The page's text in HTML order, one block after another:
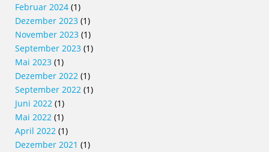
Februar 2024 (1)
Dezember 2023 (1)
November 2023 (1)
September 2023 (1)
Mai 2023 (1)
Dezember 2022 (1)
September 2022 (1)
Juni 2022 (1)
Mai 2022 (1)
April 2022 (1)
Dezember 2021 (1)